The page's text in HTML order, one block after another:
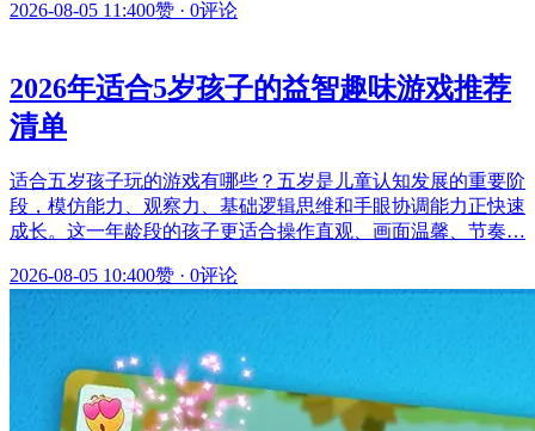
2026-08-05 11:400赞 · 0评论
2026年适合5岁孩子的益智趣味游戏推荐
清单
适合五岁孩子玩的游戏有哪些？五岁是儿童认知发展的重要阶
段，模仿能力、观察力、基础逻辑思维和手眼协调能力正快速
成长。这一年龄段的孩子更适合操作直观、画面温馨、节奏…
2026-08-05 10:400赞 · 0评论